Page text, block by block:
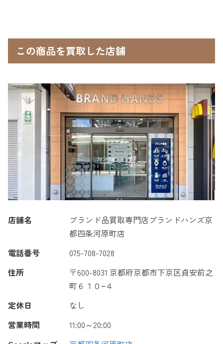
この商品を買取した店舗
店舗名
ブランド品買取専門店ブランドハンズ京
都四条河原町店
電話番号
075-708-7028
住所
〒600-8031 京都府京都市下京区貞安前之
町６１０−４
定休日
なし
営業時間
11:00～20:00